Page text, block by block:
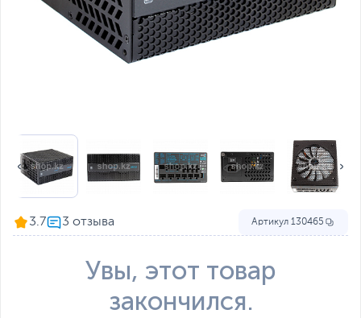
3.7 Артикул 130465
Увы, этот товар
закончился.